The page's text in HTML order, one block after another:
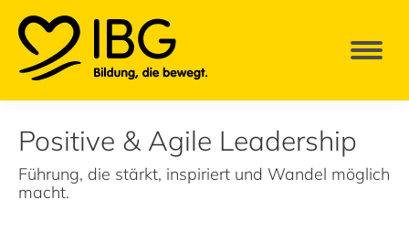
Positive & Agile Leadership
Führung, die stärkt, inspiriert und Wandel möglich
macht.